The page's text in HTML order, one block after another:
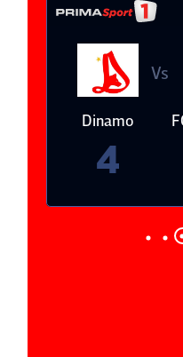
Dinamo
4
Vs